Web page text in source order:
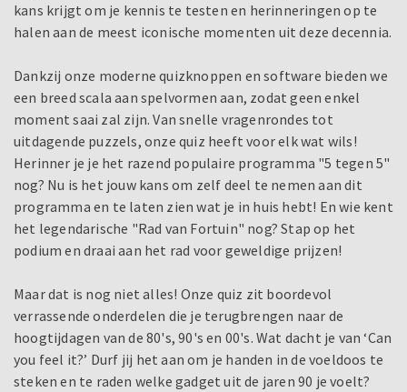
kans krijgt om je kennis te testen en herinneringen op te
halen aan de meest iconische momenten uit deze decennia.
Dankzij onze moderne quizknoppen en software bieden we
een breed scala aan spelvormen aan, zodat geen enkel
moment saai zal zijn. Van snelle vragenrondes tot
uitdagende puzzels, onze quiz heeft voor elk wat wils!
Herinner je je het razend populaire programma "5 tegen 5"
nog? Nu is het jouw kans om zelf deel te nemen aan dit
programma en te laten zien wat je in huis hebt! En wie kent
het legendarische "Rad van Fortuin" nog? Stap op het
podium en draai aan het rad voor geweldige prijzen!
Maar dat is nog niet alles! Onze quiz zit boordevol
verrassende onderdelen die je terugbrengen naar de
hoogtijdagen van de 80's, 90's en 00's. Wat dacht je van ‘Can
you feel it?’ Durf jij het aan om je handen in de voeldoos te
steken en te raden welke gadget uit de jaren 90 je voelt?